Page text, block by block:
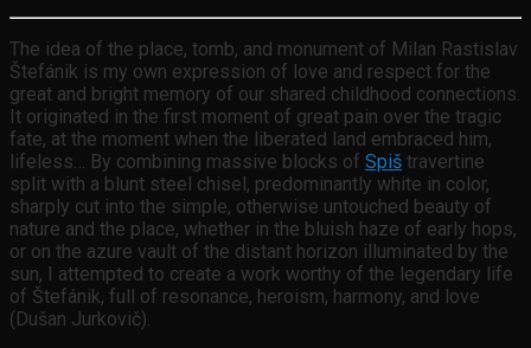
The idea of the place, tomb, and monument of Milan Rastislav
Štefánik is my own expression of love and respect for the
great and bright memory of our shared childhood connections.
It originated in the first moment of great pain over the tragic
fate, at the moment when the liberated land embraced him,
lifeless… By combining massive blocks of Spiš travertine
split with a blunt steel chisel, predominantly white in color,
sharply cut into the simple, otherwise untouched beauty of
nature and the place, whether in the bluish haze of early hops,
or on the azure vault of the distant horizon illuminated by the
sun, I attempted to create a work worthy of the legendary life
of Štefánik, full of resonance, heroism, harmony, and love
(Dušan Jurkovič).